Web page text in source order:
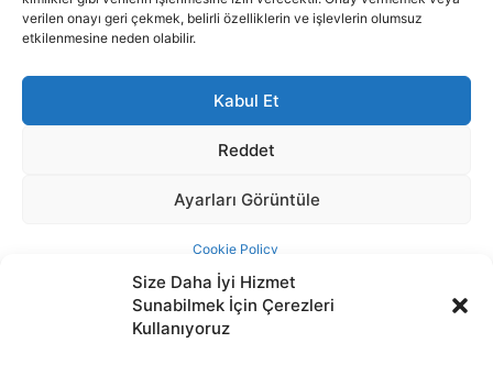
Size Daha İyi Hizmet
Sunabilmek İçin Çerezleri
Kullanıyoruz